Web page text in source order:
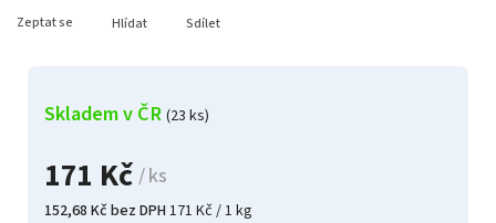
171 Kč / ks
152,68 Kč bez DPH171 Kč / 1 kg
Skladem v ČR (23 ks)
Zeptat se Hlídat Sdílet